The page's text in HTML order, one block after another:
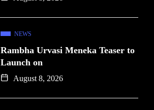
NEWS
Rambha Urvasi Meneka Teaser to
Launch on
August 8, 2026